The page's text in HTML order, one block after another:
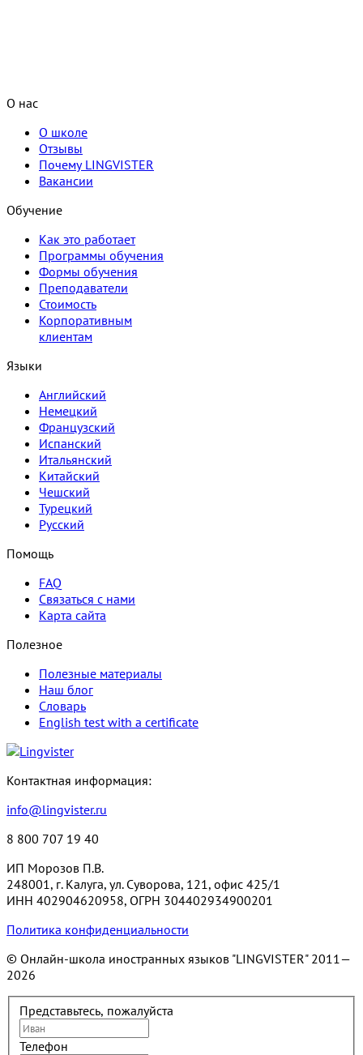
О нас
О школе
Отзывы
Почему LINGVISTER
Вакансии
Обучение
Как это работает
Программы обучения
Формы обучения
Преподаватели
Стоимость
Корпоративным
клиентам
Языки
Английский
Немецкий
Французский
Испанский
Итальянский
Китайский
Чешский
Турецкий
Русский
Помощь
FAQ
Связаться с нами
Карта сайта
Полезное
Полезные материалы
Наш блог
Словарь
English test with a certificate
Контактная информация:
info@lingvister.ru
8 800 707 19 40
ИП Морозов П.В.
248001, г. Калуга, ул. Суворова, 121, офис 425/1
ИНН 402904620958, ОГРН 304402934900201
Политика конфиденциальности
© Онлайн-школа иностранных языков "LINGVISTER" 2011—
2026
Представьтесь, пожалуйста
Телефон